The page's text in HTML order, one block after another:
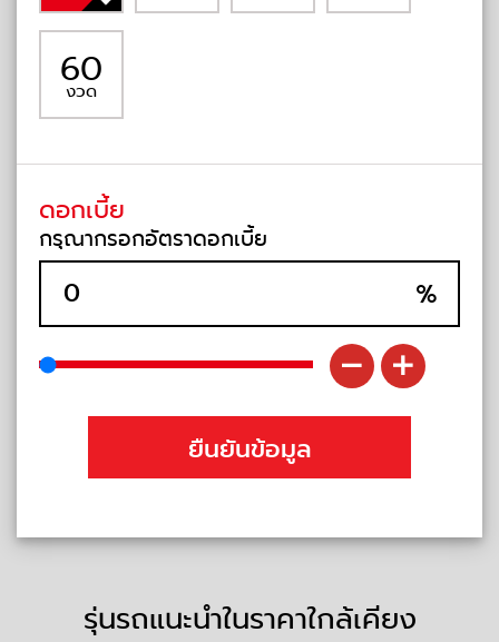
60
งวด
ดอกเบี้ย
กรุณากรอกอัตราดอกเบี้ย
%
ยืนยันข้อมูล
รุ่นรถแนะนำในราคาใกล้เคียง